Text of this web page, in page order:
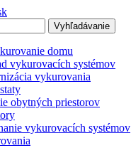
domu
vykurovacích systémov
vykurovania
obytných priestorov
vykurovacích systémov